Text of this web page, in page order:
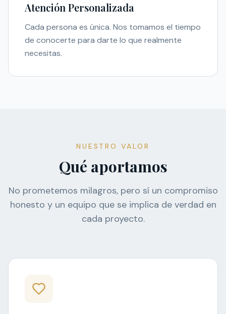
Atención Personalizada
Cada persona es única. Nos tomamos el tiempo
de conocerte para darte lo que realmente
necesitas.
NUESTRO VALOR
Qué aportamos
No prometemos milagros, pero sí un compromiso
honesto y un equipo que se implica de verdad en
cada proyecto.